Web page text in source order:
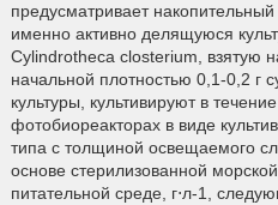
предусматривает
именно активно делящуюся
Cylindrotheca closterium, взятую
начальной плотностью 0,1-0,2 г
культуры, культивируют в
фотобиореакторах в виде
типа с толщиной освещаемого
основе стерилизованной
питательной среде, г⋅л-1,